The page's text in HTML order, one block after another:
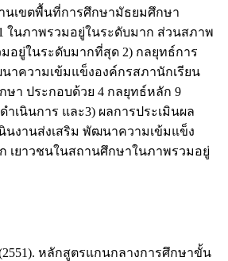
นเขตพื้นที่การศึกษามัธยมศึกษา
ในภาพรวมอยู่ในระดับมาก ส่วนสภาพ
อยู่ในระดับมากที่สุด 2) กลยุทธ์การ
าความเข้มแข็งองค์กรสภานักเรียน
ษา ประกอบด้วย 4 กลยุทธ์หลัก 9
ำเนินการ และ3) ผลการประเมินผล
นงานส่งเสริม พัฒนาความเข้มแข็ง
เยาวชนในสถานศึกษาในภาพรวมอยู่
หลักสูตรแกนกลางการศึกษาขั้น